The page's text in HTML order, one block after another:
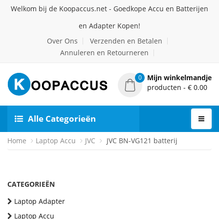
Welkom bij de Koopaccus.net - Goedkope Accu en Batterijen
en Adapter Kopen!
Over Ons
Verzenden en Betalen
Annuleren en Retourneren
0
Mijn winkelmandje
producten - € 0.00
Alle Categorieën
Home Laptop Accu JVC JVC BN-VG121 batterij
CATEGORIEËN
Laptop Adapter
Laptop Accu